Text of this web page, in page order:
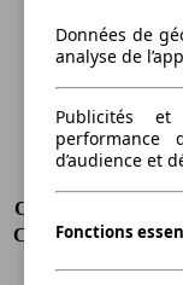
Capacité de
Capacité de
Données de
analyse de
Publicités et
performance
d’audience et
Fonctions